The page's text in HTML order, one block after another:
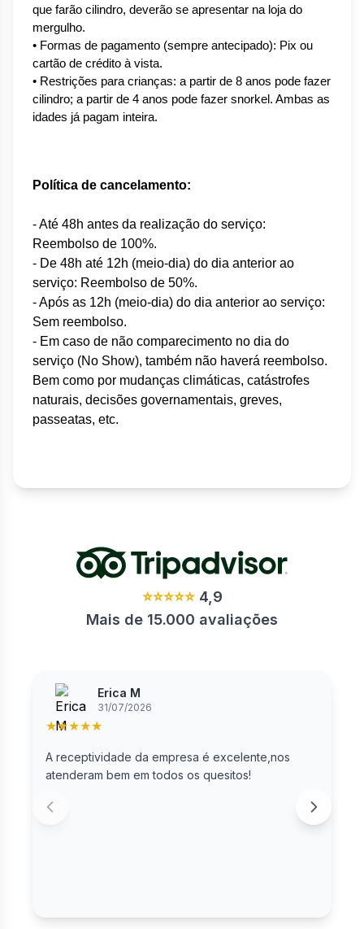
que farão cilindro, deverão se apresentar na loja do
mergulho.
• Formas de pagamento (sempre antecipado): Pix ou
cartão de crédito à vista.
• Restrições para crianças: a partir de 8 anos pode fazer
cilindro; a partir de 4 anos pode fazer snorkel. Ambas as
idades já pagam inteira.
Política de cancelamento:
- Até 48h antes da realização do serviço:
Reembolso de 100%.
- De 48h até 12h (meio-dia) do dia anterior ao
serviço: Reembolso de 50%.
- Após as 12h (meio-dia) do dia anterior ao serviço:
Sem reembolso.
- Em caso de não comparecimento no dia do
serviço (No Show), também não haverá reembolso.
Bem como por mudanças climáticas, catástrofes
naturais, decisões governamentais, greves,
passeatas, etc.
⭐⭐⭐⭐⭐4,9
Mais de 15.000 avaliações
Erica M
31/07/2026
★★★★★
A receptividade da empresa é excelente,nos
atenderam bem em todos os quesitos!